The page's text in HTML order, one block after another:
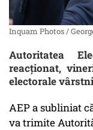
Inquam Photos /
Autoritatea
reacționat,
electorale
AEP a subliniat
va trimite